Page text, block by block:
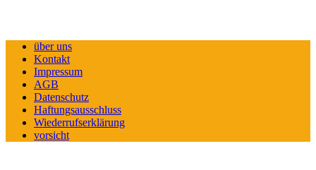
über uns
Kontakt
Impressum
AGB
Datenschutz
Haftungsausschluss
Wiederrufserklärung
vorsicht